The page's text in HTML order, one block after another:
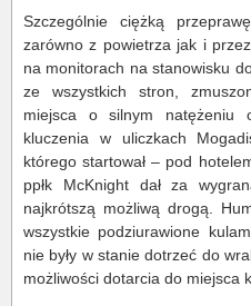
Szczególnie ciężką
zarówno z powietrza jak i
na monitorach na stanowisku
ze wszystkich stron,
miejsca o silnym natężeniu
kluczenia w uliczkach
którego startował – pod
ppłk McKnight dał za
najkrótszą możliwą drogą.
wszystkie podziurawione
nie były w stanie dotrzeć do
możliwości dotarcia do miejsca